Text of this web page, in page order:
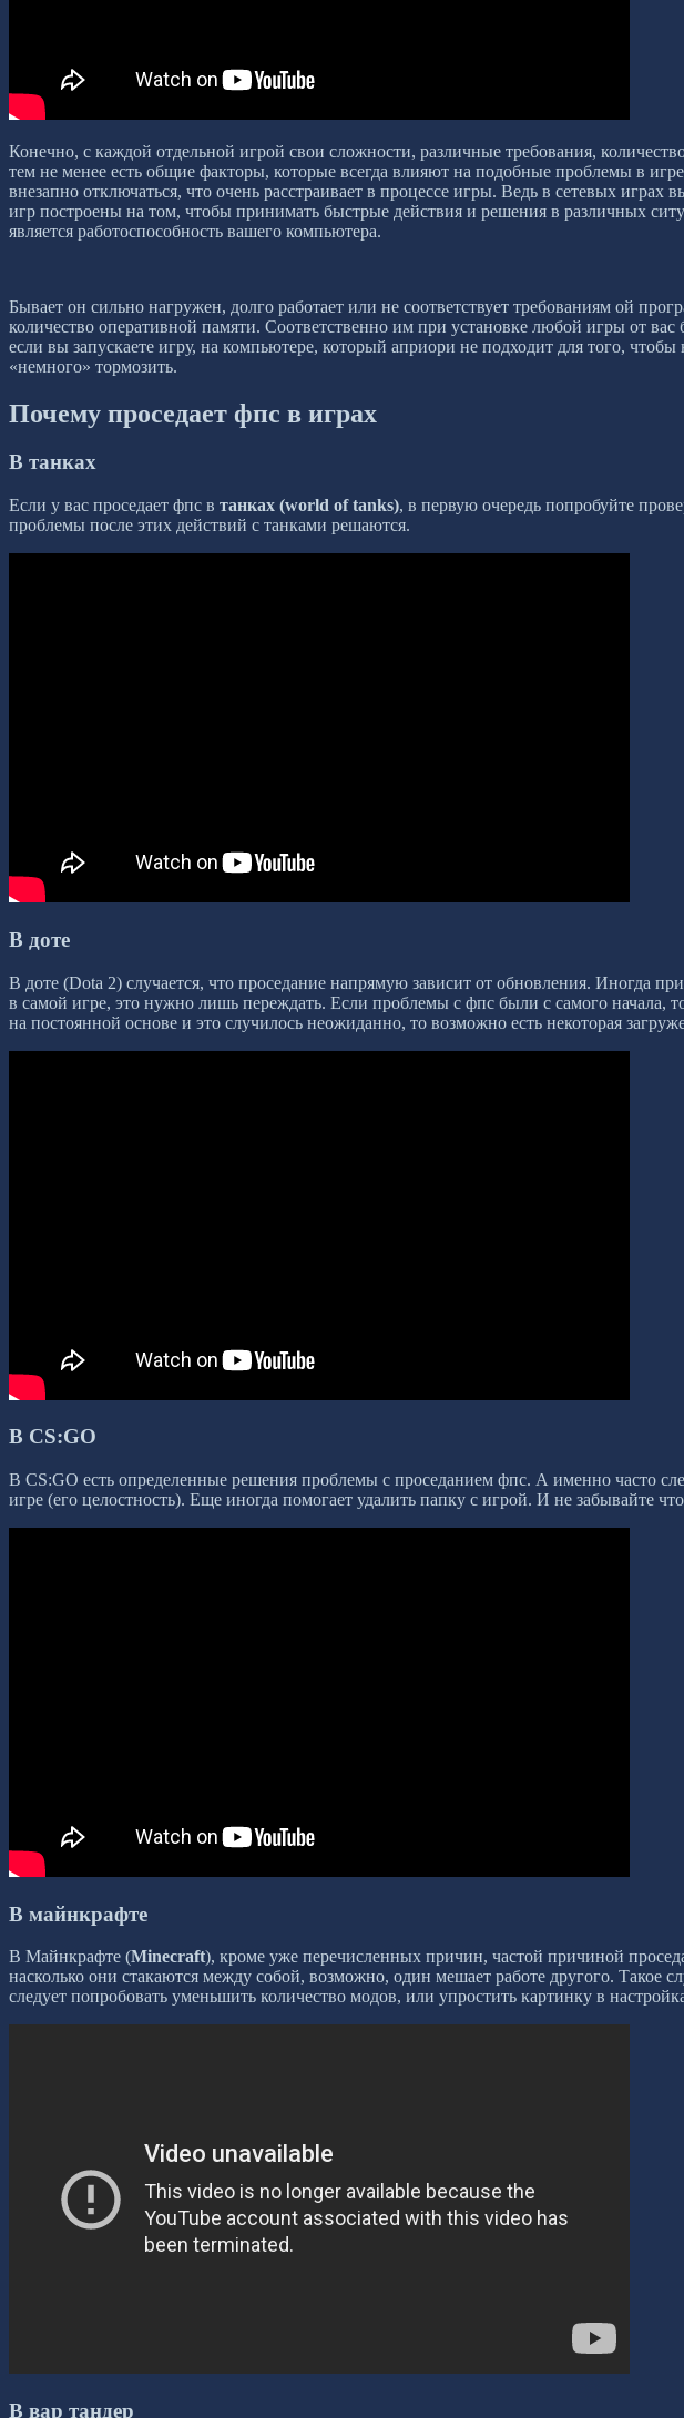
Конечно, с каждой отдельной игрой свои сложности, различные требования,
тем не менее есть общие факторы, которые всегда влияют на подобные проблемы в
внезапно отключаться, что очень расстраивает в процессе игры. Ведь в сетевых
игр построены на том, чтобы принимать быстрые действия и решения в различных
является работоспособность вашего компьютера.
Бывает он сильно нагружен, долго работает или не соответствует требованиям ой
количество оперативной памяти. Соответственно им при установке любой игры от
если вы запускаете игру, на компьютере, который априори не подходит для того,
«немного» тормозить.
Почему проседает фпс в играх
В танках
Если у вас проседает фпс в танках (world of tanks), в первую очередь попробуйте
проблемы после этих действий с танками решаются.
В доте
В доте (Dota 2) случается, что проседание напрямую зависит от обновления. Иногда
в самой игре, это нужно лишь переждать. Если проблемы с фпс были с самого начала,
на постоянной основе и это случилось неожиданно, то возможно есть некоторая
В CS:GO
В CS:GO есть определенные решения проблемы с проседанием фпс. А именно часто
игре (его целостность). Еще иногда помогает удалить папку с игрой. И не забывайте
В майнкрафте
В Майнкрафте (Minecraft), кроме уже перечисленных причин, частой причиной
насколько они стакаются между собой, возможно, один мешает работе другого.
следует попробовать уменьшить количество модов, или упростить картинку в
В вар тандер